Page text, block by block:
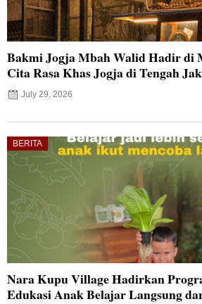
Bakmi Jogja Mbah Walid Hadir di
Cita Rasa Khas Jogja di Tengah
July 29, 2026
BERITA
Nara Kupu Village Hadirkan
Edukasi Anak Belajar Langsung